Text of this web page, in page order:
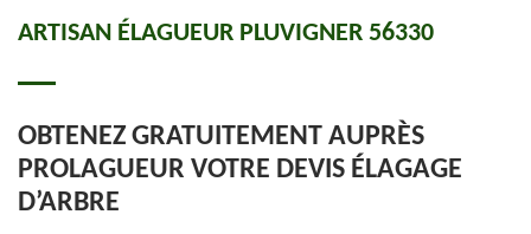
ARTISAN ÉLAGUEUR PLUVIGNER 56330
OBTENEZ GRATUITEMENT AUPRÈS
PROLAGUEUR VOTRE DEVIS ÉLAGAGE
D’ARBRE